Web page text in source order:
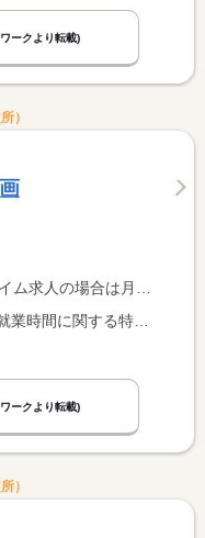
ークより転載)
）
求人の場合は時間額を表示しています。
ークより転載)
）